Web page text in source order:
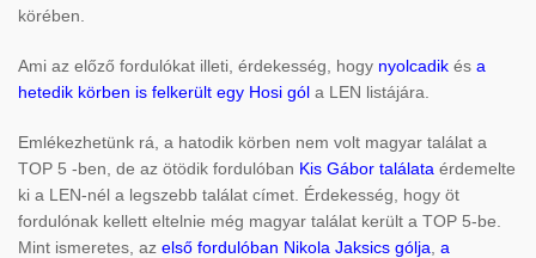
körében.
Ami az előző fordulókat illeti, érdekesség, hogy nyolcadik és a
hetedik körben is felkerült egy Hosi gól a LEN listájára.
Emlékezhetünk rá, a hatodik körben nem volt magyar találat a
TOP 5 -ben, de az ötödik fordulóban Kis Gábor találata érdemelte
ki a LEN-nél a legszebb találat címet. Érdekesség, hogy öt
fordulónak kellett eltelnie még magyar találat került a TOP 5-be.
Mint ismeretes, az első fordulóban Nikola Jaksics gólja a